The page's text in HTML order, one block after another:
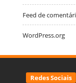
Feed de
WordPress.org
Redes Sociais